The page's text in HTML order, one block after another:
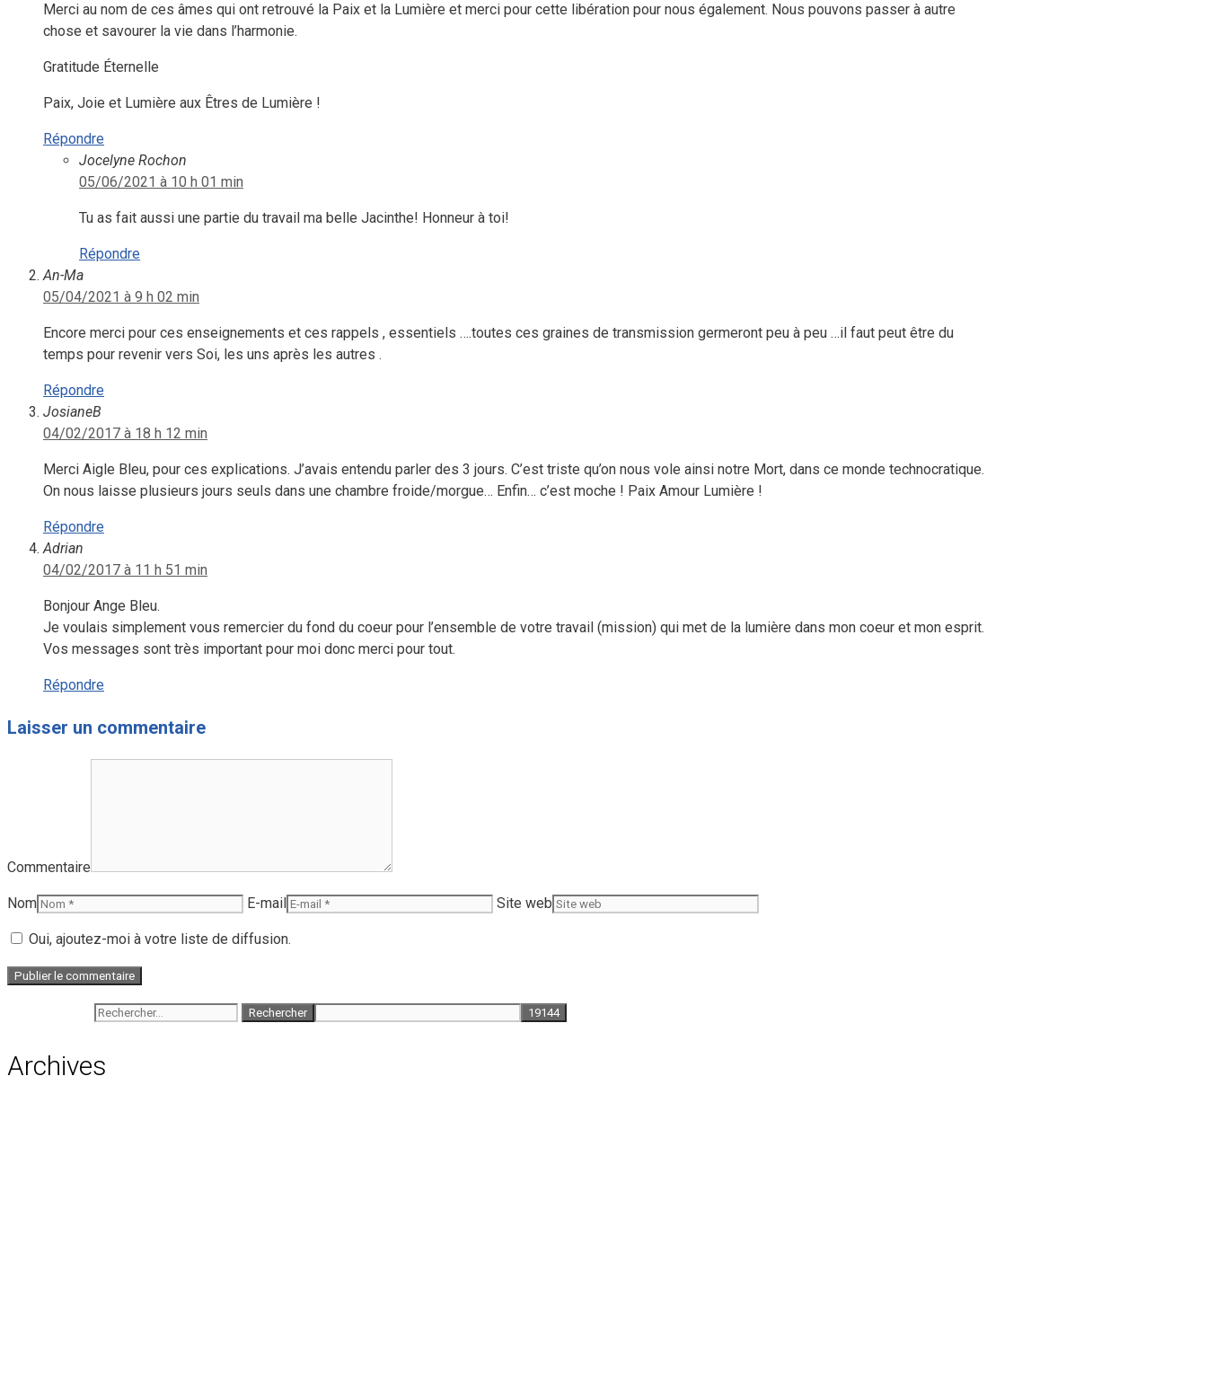
Merci au nom de ces âmes qui ont retrouvé la Paix et la Lumière et merci pour cette libération pour nous également. Nous pouvons passer à autre
chose et savourer la vie dans l’harmonie.
Gratitude Éternelle
Paix, Joie et Lumière aux Êtres de Lumière !
Répondre
Jocelyne Rochon
05/06/2021 à 10 h 01 min
Tu as fait aussi une partie du travail ma belle Jacinthe! Honneur à toi!
Répondre
An-Ma
05/04/2021 à 9 h 02 min
Encore merci pour ces enseignements et ces rappels , essentiels ….toutes ces graines de transmission germeront peu à peu …il faut peut être du
temps pour revenir vers Soi, les uns après les autres .
Répondre
JosianeB
04/02/2017 à 18 h 12 min
Merci Aigle Bleu, pour ces explications. J’avais entendu parler des 3 jours. C’est triste qu’on nous vole ainsi notre Mort, dans ce monde technocratique.
On nous laisse plusieurs jours seuls dans une chambre froide/morgue… Enfin… c’est moche ! Paix Amour Lumière !
Répondre
Adrian
04/02/2017 à 11 h 51 min
Bonjour Ange Bleu.
Je voulais simplement vous remercier du fond du coeur pour l’ensemble de votre travail (mission) qui met de la lumière dans mon coeur et mon esprit.
Vos messages sont très important pour moi donc merci pour tout.
Répondre
Laisser un commentaire
Commentaire
Nom E-mail Site web
Oui, ajoutez-moi à votre liste de diffusion.
Archives